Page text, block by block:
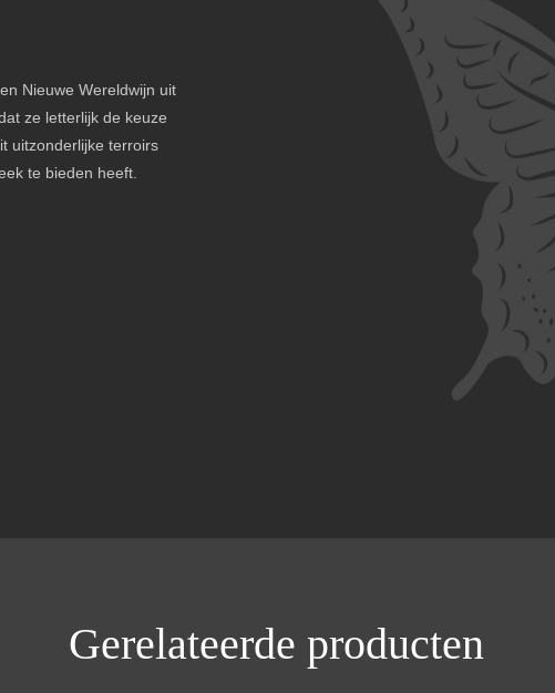
Nieuwe Wereldwijn uit
ze letterlijk de keuze
uitzonderlijke terroirs
te bieden heeft.
Gerelateerde producten